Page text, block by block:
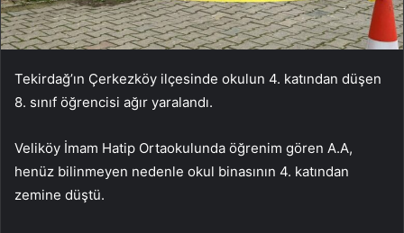
Tekirdağ’ın Çerkezköy ilçesinde okulun 4. katından düşen
8. sınıf öğrencisi ağır yaralandı.
Veliköy İmam Hatip Ortaokulunda öğrenim gören A.A,
henüz bilinmeyen nedenle okul binasının 4. katından
zemine düştü.